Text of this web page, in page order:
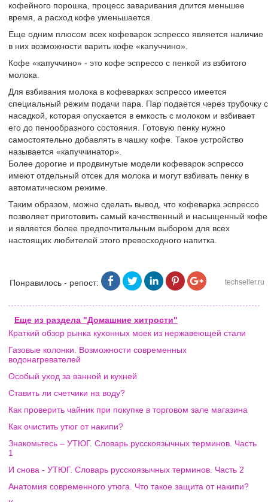
кофейного порошка, процесс заваривания длится меньшее
время, а расход кофе уменьшается.
Еще одним плюсом всех кофеварок эспрессо является наличие
в них возможности варить кофе «капуччино».
Кофе «капуччино» - это кофе эспрессо с пенкой из взбитого
молока.
Для взбивания молока в кофеварках эспрессо имеется
специальный режим подачи пара. Пар подается через трубочку с
насадкой, которая опускается в емкость с молоком и взбивает
его до пенообразного состояния. Готовую пенку нужно
самостоятельно добавлять в чашку кофе. Такое устройство
называется «капуччинатор».
Более дорогие и продвинутые модели кофеварок эспрессо
имеют отдельный отсек для молока и могут взбивать пенку в
автоматическом режиме.
Таким образом, можно сделать вывод, что кофеварка эспрессо
позволяет приготовить самый качественный и насыщенный кофе
и является более предпочтительным выбором для всех
настоящих любителей этого превосходного напитка.
Понравилось - репост: techseller.ru
Еще из раздела "Домашние хитрости"
Краткий обзор рынка кухонных моек из нержавеющей стали
Газовые колонки. Возможности современных
водонагревателей
Особый уход за ванной и кухней
Ставить ли счетчики на воду?
Как проверить чайник при покупке в торговом зале магазина
Как очистить утюг от накипи?
Знакомьтесь – УТЮГ. Словарь русскоязычных терминов. Часть
1
И снова - УТЮГ. Словарь русскоязычных терминов. Часть 2
Анатомия современного утюга. Что такое защита от накипи?